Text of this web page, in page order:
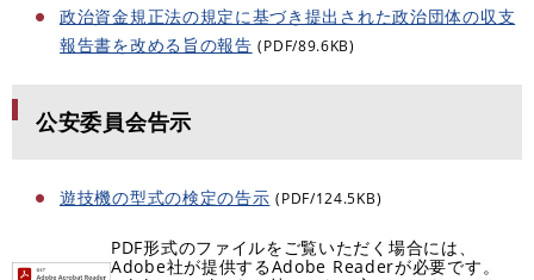
政治資金規正法の規定に基づき提出された政治団体の収支
報告書を改める旨の報告 (PDF/89.6KB)
公安委員会告示
遊技機の型式の検定の告示 (PDF/124.5KB)
PDF形式のファイルをご覧いただく場合には、
Adobe社が提供するAdobe Readerが必要です。